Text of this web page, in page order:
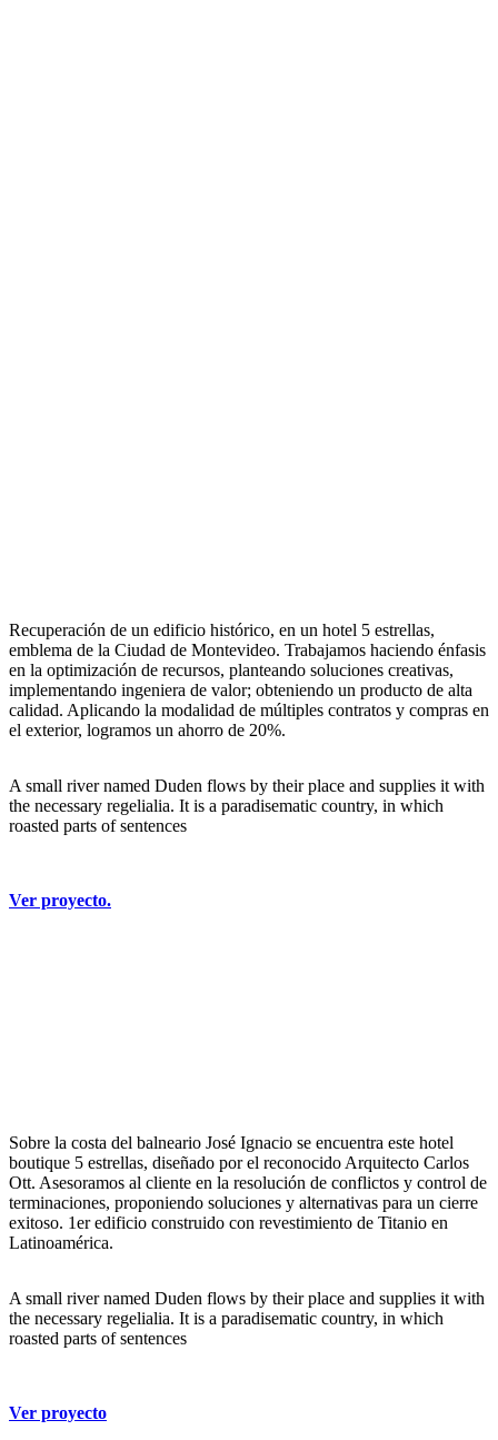
Recuperación de un edificio histórico, en un hotel 5 estrellas,
emblema de la Ciudad de Montevideo. Trabajamos haciendo énfasis
en la optimización de recursos, planteando soluciones creativas,
implementando ingeniera de valor; obteniendo un producto de alta
calidad. Aplicando la modalidad de múltiples contratos y compras en
el exterior, logramos un ahorro de 20%.
A small river named Duden flows by their place and supplies it with
the necessary regelialia. It is a paradisematic country, in which
roasted parts of sentences
Ver proyecto.
Sobre la costa del balneario José Ignacio se encuentra este hotel
boutique 5 estrellas, diseñado por el reconocido Arquitecto Carlos
Ott. Asesoramos al cliente en la resolución de conflictos y control de
terminaciones, proponiendo soluciones y alternativas para un cierre
exitoso. 1er edificio construido con revestimiento de Titanio en
Latinoamérica.
A small river named Duden flows by their place and supplies it with
the necessary regelialia. It is a paradisematic country, in which
roasted parts of sentences
Ver proyecto